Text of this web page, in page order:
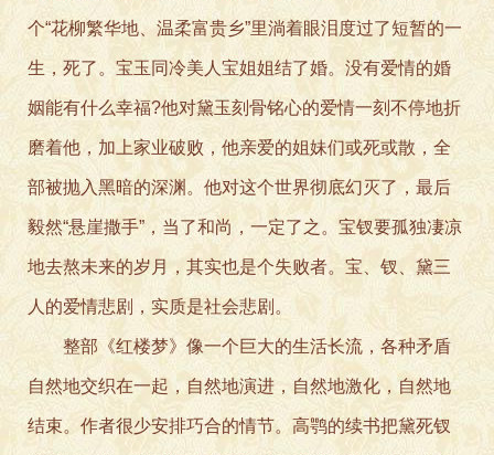
个“花柳繁华地、温柔富贵乡”里淌着眼泪度过了短暂的一
生，死了。宝玉同冷美人宝姐姐结了婚。没有爱情的婚
姻能有什么幸福?他对黛玉刻骨铭心的爱情一刻不停地折
磨着他，加上家业破败，他亲爱的姐妹们或死或散，全
部被抛入黑暗的深渊。他对这个世界彻底幻灭了，最后
毅然“悬崖撒手”，当了和尚，一定了之。宝钗要孤独凄凉
地去熬未来的岁月，其实也是个失败者。宝、钗、黛三
人的爱情悲剧，实质是社会悲剧。
整部《红楼梦》像一个巨大的生活长流，各种矛盾
自然地交织在一起，自然地演进，自然地激化，自然地
结束。作者很少安排巧合的情节。高鹗的续书把黛死钗